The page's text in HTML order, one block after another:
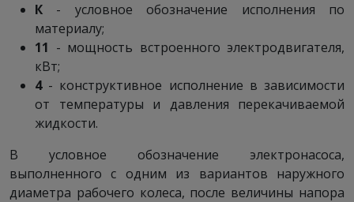
К - условное обозначение исполнения по
материалу;
11 - мощность встроенного электродвигателя,
кВт;
4- конструктивное исполнение в зависимости
от температуры и давления перекачиваемой
жидкости.
В условное обозначение электронасоса,
выполненного с одним из вариантов наружного
диаметра рабочего колеса, после величины напора